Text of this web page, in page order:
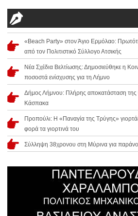
«Beach Party» στον Άγιο Ερμόλαο:
από τον Πολιτιστικό Σύλλογο Ατσικής
Νέα Σχέδια Βελτίωσης: Δημοσιεύθηκε η
ποσοστά ενίσχυσης για τη Λήμνο
Δήμος Λήμνου: Πλήρης αποκατάσταση
Κάσπακα
Προπούλι: Η «Παναγία της Τρύγης»
φορά τα γιορτινά του
Σύλληψη 38χρονου στη Μύρινα για